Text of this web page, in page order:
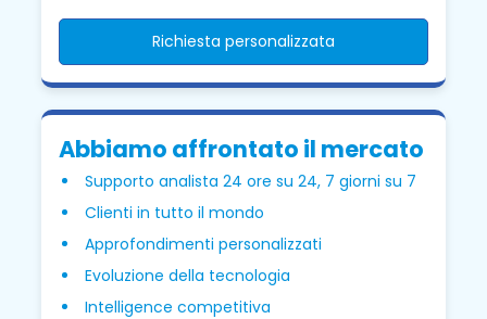
Richiesta personalizzata
Abbiamo affrontato il mercato
Supporto analista 24 ore su 24, 7 giorni su 7
Clienti in tutto il mondo
Approfondimenti personalizzati
Evoluzione della tecnologia
Intelligence competitiva